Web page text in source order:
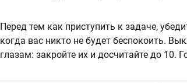
Перед тем как приступить к задаче,
когда вас никто не будет беспокоить.
глазам: закройте их и досчитайте до 10.